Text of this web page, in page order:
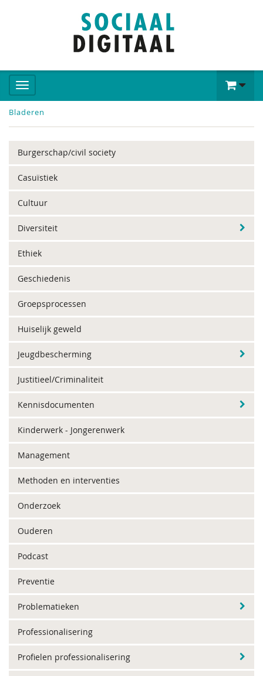
Bladeren
Burgerschap/civil society
Casuïstiek
Cultuur
Diversiteit
Ethiek
Geschiedenis
Groepsprocessen
Huiselijk geweld
Jeugdbescherming
Justitieel/Criminaliteit
Kennisdocumenten
Kinderwerk - Jongerenwerk
Management
Methoden en interventies
Onderzoek
Ouderen
Podcast
Preventie
Problematieken
Professionalisering
Profielen professionalisering